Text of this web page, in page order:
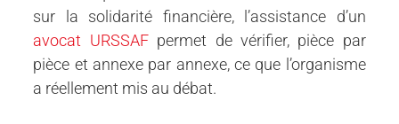
sur la solidarité financière, l’assistance d’un
avocat URSSAFpermet de vérifier, pièce par
pièce et annexe par annexe, ce que l’organisme
a réellement mis au débat.